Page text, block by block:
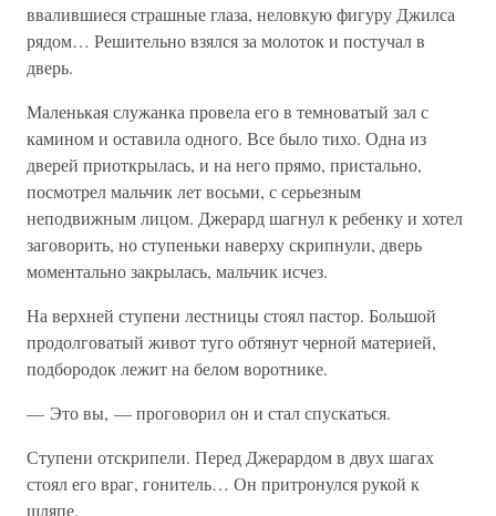
ввалившиеся страшные глаза, неловкую фигуру Джилса
рядом… Решительно взялся за молоток и постучал в
дверь.
Маленькая служанка провела его в темноватый зал с
камином и оставила одного. Все было тихо. Одна из
дверей приоткрылась, и на него прямо, пристально,
посмотрел мальчик лет восьми, с серьезным
неподвижным лицом. Джерард шагнул к ребенку и хотел
заговорить, но ступеньки наверху скрипнули, дверь
моментально закрылась, мальчик исчез.
На верхней ступени лестницы стоял пастор. Большой
продолговатый живот туго обтянут черной материей,
подбородок лежит на белом воротнике.
— Это вы, — проговорил он и стал спускаться.
Ступени отскрипели. Перед Джерардом в двух шагах
стоял его враг, гонитель… Он притронулся рукой к
шляпе.